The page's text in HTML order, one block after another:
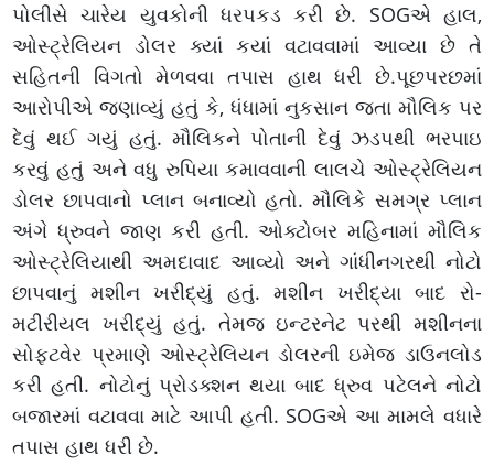
પોલીસે ચારેય યુવકોની ધરપકડ કરી છે. SOGએ હાલ,
ઓસ્ટ્રેલિયન ડોલર ક્યાં કયાં વટાવવામાં આવ્યા છે તે
સહિતની વિગતો મેળવવા તપાસ હાથ ધરી છે.પૂછપરછમાં
આરોપીએ જણાવ્યું હતું કે, ધંધામાં નુકસાન જતા મૌલિક પર
દેવું થઈ ગયું હતું. મૌલિકને પોતાની દેવું ઝડપથી ભરપાઇ
કરવું હતું અને વધુ રુપિયા કમાવવાની લાલચે ઓસ્ટ્રેલિયન
ડોલર છાપવાનો પ્લાન બનાવ્યો હતો. મૌલિકે સમગ્ર પ્લાન
અંગે ધ્રુવને જાણ કરી હતી. ઓક્ટોબર મહિનામાં મૌલિક
ઓસ્ટ્રેલિયાથી અમદાવાદ આવ્યો અને ગાંધીનગરથી નોટો
છાપવાનું મશીન ખરીદ્યું હતું. મશીન ખરીદ્યા બાદ રો-
મટીરીયલ ખરીદ્યું હતું. તેમજ ઇન્ટરનેટ પરથી મશીનના
સોફ્ટવેર પ્રમાણે ઓસ્ટ્રેલિયન ડોલરની ઇમેજ ડાઉનલોડ
કરી હતી. નોટોનું પ્રોડક્શન થયા બાદ ધ્રુવ પટેલને નોટો
બજારમાં વટાવવા માટે આપી હતી. SOGએ આ મામલે વધારે
તપાસ હાથ ધરી છે.